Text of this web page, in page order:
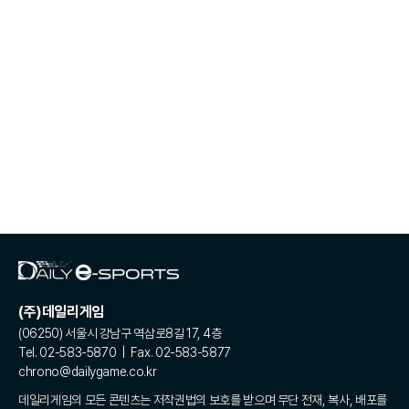
(주)데일리게임
(06250) 서울시 강남구 역삼로8길 17, 4층
Tel. 02-583-5870 | Fax. 02-583-5877
chrono@dailygame.co.kr
데일리게임의 모든 콘텐츠는 저작권법의 보호를 받으며 무단 전재, 복사, 배포를